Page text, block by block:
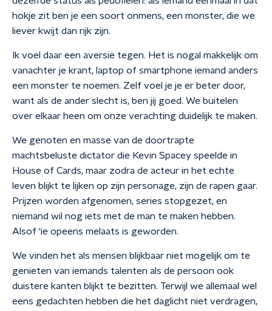
hokje zit ben je een soort onmens, een monster, die we
liever kwijt dan rijk zijn.
Ik voel daar een aversie tegen. Het is nogal makkelijk om
vanachter je krant, laptop of smartphone iemand anders
een monster te noemen. Zelf voel je je er beter door,
want als de ander slecht is, ben jij goed. We buitelen
over elkaar heen om onze verachting duidelijk te maken.
We genoten en masse van de doortrapte
machtsbeluste dictator die Kevin Spacey speelde in
House of Cards, maar zodra de acteur in het echte
leven blijkt te lijken op zijn personage, zijn de rapen gaar.
Prijzen worden afgenomen, series stopgezet, en
niemand wil nog iets met de man te maken hebben.
Alsof ‘ie opeens melaats is geworden.
We vinden het als mensen blijkbaar niet mogelijk om te
genieten van iemands talenten als de persoon ook
duistere kanten blijkt te bezitten. Terwijl we allemaal wel
eens gedachten hebben die het daglicht niet verdragen,